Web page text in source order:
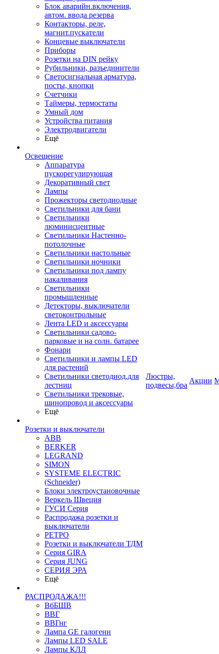
Блок аварийн.включения,
автом. ввода резерва
Контакторы, реле,
магнит.пускатели
Концевые выключатели
Приборы
Розетки на DIN рейку
Рубильники, разъединители
Светосигнальная арматура,
посты, кнопки
Счетчики
Таймеры, термостаты
Умный дом
Устройства питания
Электродвигатели
Ещё
Освещение
Аппаратура
пускорегулирующая
Декоративный свет
Лампы
Прожекторы светодиодные
Светильники для бани
Светильники
люминисцентные
Светильники Настенно-
потолочные
Светильники настольные
Светильники ночники
Светильники под лампу
накаливания
Светильники
промышленные
Детекторы, выключатели
светоконтрольные
Лента LED и аксессуары
Светильники садово-
парковые и на солн. батарее
Фонари
Светильники и лампы LED
для растений
Светильники светодиод.для
лестниц
Светильники трековые,
шинопровод и аксессуары
Ещё
Розетки и выключатели
ABB
BERKER
LEGRAND
SIMON
SYSTEME ELECTRIC
(Schneider)
Блоки электроустановочные
Веркель Швеция
ГУСИ Серия
Распродажа розетки и
выключатели
РЕТРО
Розетки и выключатели ТДМ
Серия GIRA
Серия JUNG
СЕРИЯ ЭРА
Ещё
РАСПРОДАЖА!!!
ВбБШВ
ВВГ
ВВГнг
Лампа GE галогенн
Лампы LED SALE
Лампы КЛЛ
Люстры,
подвесы,бра
Акции